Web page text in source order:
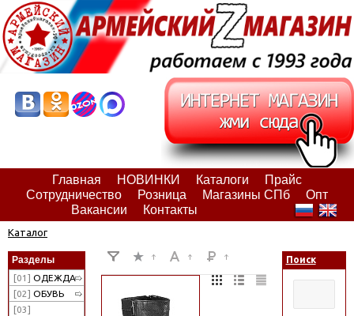
Главная НОВИНКИ Каталоги
Прайс
Сотрудничество
Розница Магазины СПб
Опт
Вакансии
Контакты
Каталог
Разделы
[01] ОДЕЖДА
[02] ОБУВЬ
[03]
Поиск